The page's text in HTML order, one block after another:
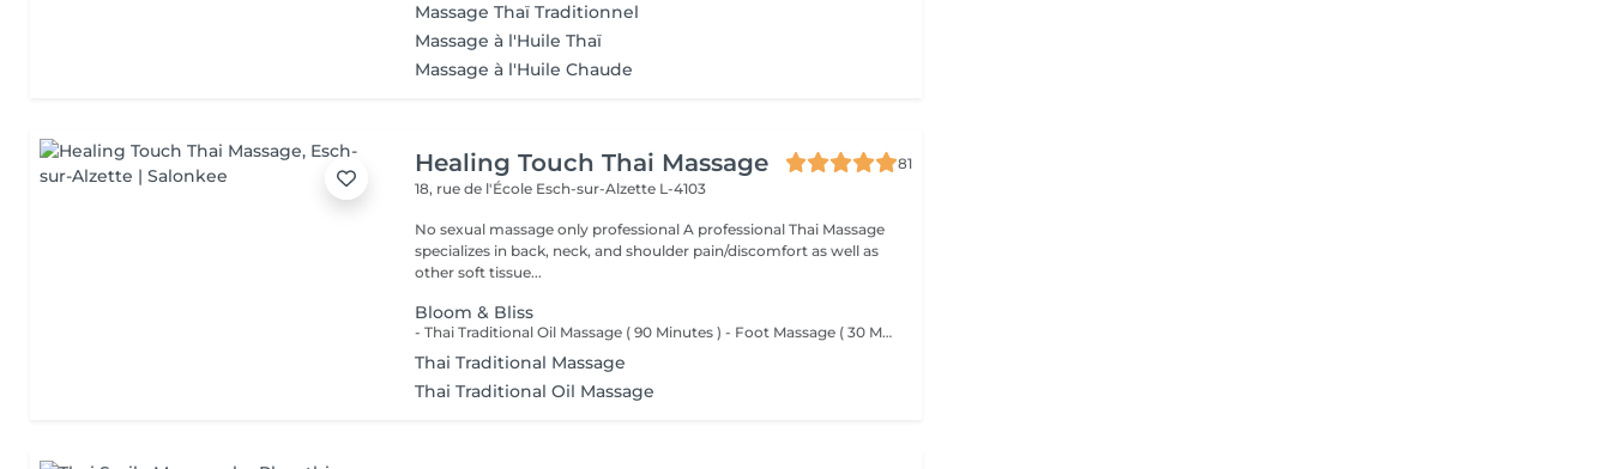
Massage Thaï Traditionnel
Massage à l'Huile Thaï
Massage à l'Huile Chaude
Healing Touch Thai Massage
81
18, rue de l'École Esch-sur-Alzette L-4103
No sexual massage only professional A professional Thai Massage
specializes in back, neck, and shoulder pain/discomfort as well as
other soft tissue...
Bloom & Bliss
- Thai Traditional Oil Massage ( 90 Minutes ) - Foot Massage ( 30 Minutes )
Thai Traditional Massage
Thai Traditional Oil Massage